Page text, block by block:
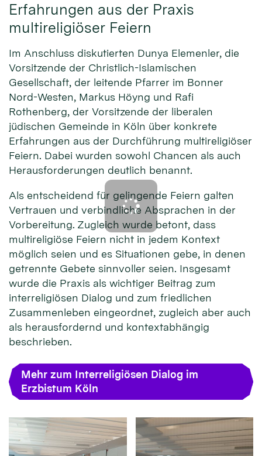
Erfahrungen aus der Praxis
multireligiöser Feiern
Im Anschluss diskutierten Dunya Elemenler, die
Vorsitzende der Christlich-Islamischen
Gesellschaft, der leitende Pfarrer im Bonner
Nord-Westen, Markus Höyng und Rafi
Rothenberg, der Vorsitzende der liberalen
jüdischen Gemeinde in Köln über konkrete
Erfahrungen aus der Durchführung multireligiöser
Feiern. Dabei wurden sowohl Chancen als auch
Herausforderungen deutlich benannt.
Als entscheidend für gelingende Feiern galten
Vertrauen und verbindliche Absprachen in der
Vorbereitung. Zugleich wurde betont, dass
multireligiöse Feiern nicht in jedem Kontext
möglich seien und es Situationen gebe, in denen
getrennte Gebete sinnvoller seien. Insgesamt
wurde die Praxis als wichtiger Beitrag zum
interreligiösen Dialog und zum friedlichen
Zusammenleben eingeordnet, zugleich aber auch
als herausfordernd und kontextabhängig
beschrieben.
Mehr zum Interreligiösen Dialog im
Erzbistum Köln